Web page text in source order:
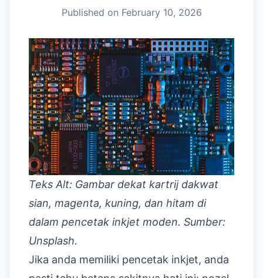
Published on February 10, 2026
Teks Alt: Gambar dekat kartrij dakwat
sian, magenta, kuning, dan hitam di
dalam pencetak inkjet moden. Sumber:
Unsplash.
Jika anda memiliki pencetak inkjet, anda